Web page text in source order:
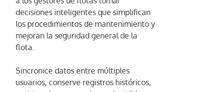
decisiones inteligentes que simplifican
los procedimientos de mantenimiento y
mejoran la seguridad general de la
flota.
Sincronice datos entre múltiples
usuarios, conserve registros históricos,